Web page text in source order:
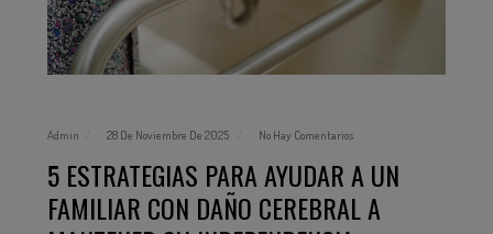
Admin 28 De Noviembre De 2025 No Hay Comentarios
5 ESTRATEGIAS PARA AYUDAR A UN
FAMILIAR CON DAÑO CEREBRAL A